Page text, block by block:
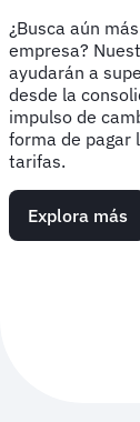
¿Busca aún
empresa?
ayudarán a
desde la
impulso de
forma de pagar
tarifas.
Explora más